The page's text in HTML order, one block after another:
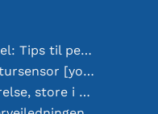
Lodning som en professionel: Tips til perfekte elektroniske forbindelser
Valg af den rigtige temperatursensor [youtube]
18650 Batterier: Små i størrelse, store i ydeevne